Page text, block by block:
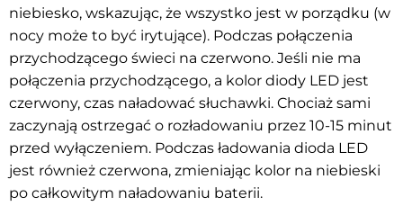
niebiesko, wskazując, że wszystko jest w porządku (w
nocy może to być irytujące). Podczas połączenia
przychodzącego świeci na czerwono. Jeśli nie ma
połączenia przychodzącego, a kolor diody LED jest
czerwony, czas naładować słuchawki. Chociaż sami
zaczynają ostrzegać o rozładowaniu przez 10-15 minut
przed wyłączeniem. Podczas ładowania dioda LED
jest również czerwona, zmieniając kolor na niebieski
po całkowitym naładowaniu baterii.